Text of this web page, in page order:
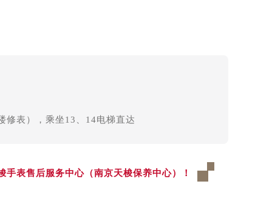
修表），乘坐13、14电梯直达
表售后服务中心（南京天梭保养中心）！